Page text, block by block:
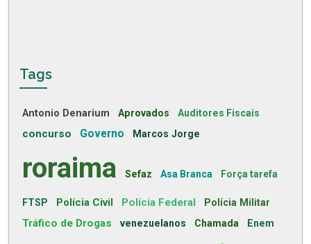
Tags
Antonio Denarium Aprovados Auditores Fiscais
concurso Governo Marcos Jorge
roraima Sefaz Asa Branca Força tarefa
FTSP Polícia Civil Polícia Federal Polícia Militar
Tráfico de Drogas venezuelanos Chamada Enem